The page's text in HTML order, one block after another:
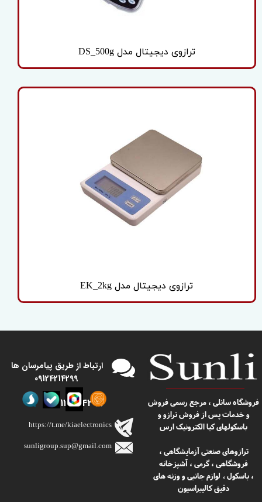
ترازوی دیجیتال مدل DS_500g
ترازوی دیجیتال مدل EK_2kg
​​فروشگاه سانلی ، مرجع رسمی فروش
و خدمات پس از فروش ترازو و
باسکولهای کیا الکترونیک ارس
ترازوهای صنعتی آزمایشگاهی ،
فروشگاهی ، گرمی ، آشپزخانه
، باسکول، لوازم جانبی و وزنه های
دقیق کالیبراسیون
sunligroup.sup@gmail.com​​​​​​​
https://t.me/kiaelectronics
​​ارتباط از طریق پیامرسان ها
09124214299
09124214299